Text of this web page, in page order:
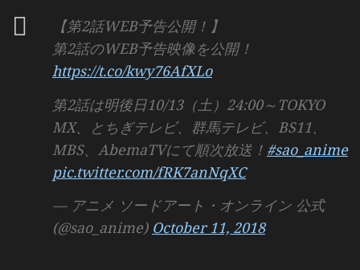
【第2話WEB予告公開！】
第2話のWEB予告映像を公開！
https://t.co/kwy76AfXLo
第2話は明後日10/13（土）24:00～TOKYO
MX、とちぎテレビ、群馬テレビ、BS11、
MBS、AbemaTVにて順次放送！ #sao_anime
pic.twitter.com/fRK7anNqXC
— アニメ ソードアート・オンライン 公式
(@sao_anime) October 11, 2018